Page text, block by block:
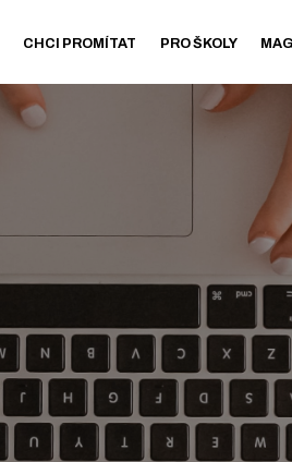
CHCI PROMÍTAT PRO ŠKOLY